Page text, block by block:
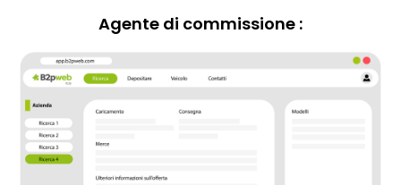
Agente di commissione :